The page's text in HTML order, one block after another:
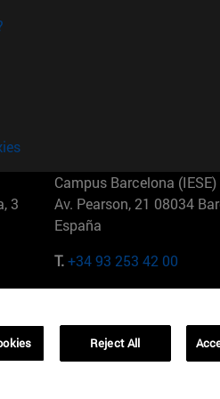
3
Campus Barcelona (IESE)
Av. Pearson, 21 08034
España
T.+34 93 253 42 00
01321001 Bela Vista
Reject All